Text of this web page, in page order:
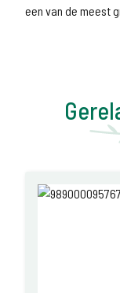
een van de meest